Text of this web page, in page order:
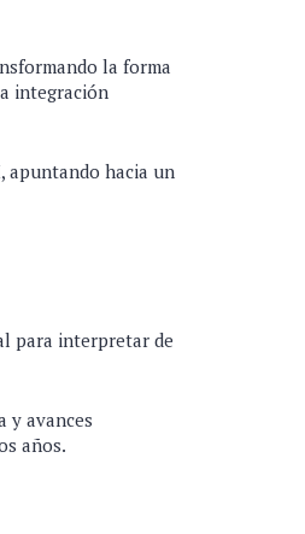
la forma
integración
apuntando hacia un
para interpretar de
y avances
años.